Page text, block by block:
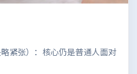
紧张）：核心仍是普通人面对